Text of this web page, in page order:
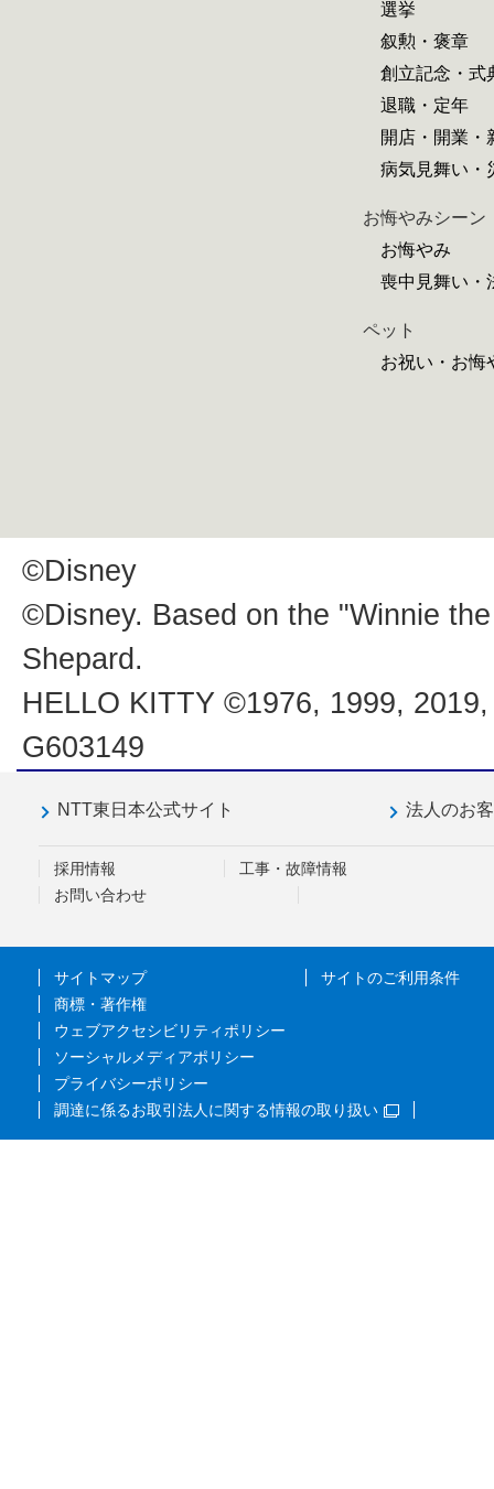
選挙
叙勲・褒章
創立記念・式
退職・定年
開店・開業・
病気見舞い・
お悔やみシーン
お悔やみ
喪中見舞い・
ペット
お祝い・お悔
©Disney
©Disney. Based on the "Winnie
Shepard.
HELLO KITTY ©1976, 1999,
G603149
NTT東日本公式サイト 法人のお
採用情報
工事・故障情報
お問い合わせ
サイトマップ
サイトのご利用条件
商標・著作権
ウェブアクセシビリティポリシー
ソーシャルメディアポリシー
プライバシーポリシー
調達に係るお取引法人に関する情報の取り扱い